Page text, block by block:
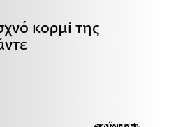
κορμί της